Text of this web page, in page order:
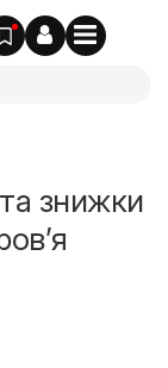
знижки